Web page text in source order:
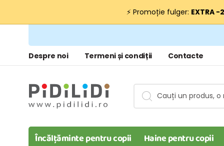
⚡ Promoție fulger: EXTRA
Despre noi Termeni și condiții Contacte
Încălțăminte pentru copii
Haine pentru copii